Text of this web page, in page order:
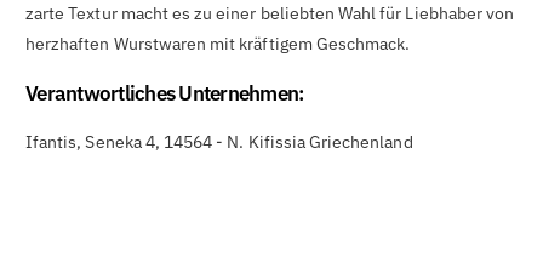
zarte Textur macht es zu einer beliebten Wahl für Liebhaber von
herzhaften Wurstwaren mit kräftigem Geschmack.
Verantwortliches Unternehmen:
Ifantis, Seneka 4, 14564 - N. Kifissia Griechenland